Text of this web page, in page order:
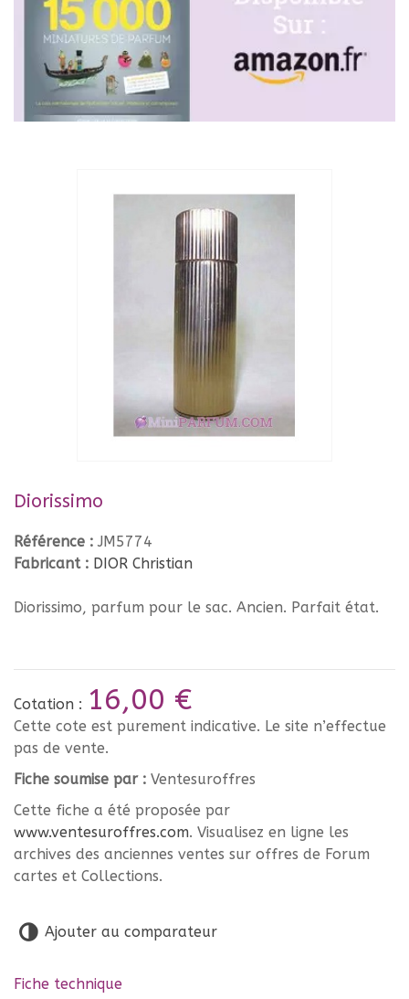
Diorissimo
Référence : JM5774
Fabricant : DIOR Christian
Diorissimo, parfum pour le sac. Ancien. Parfait état.
Cotation : 16,00 €
Cette cote est purement indicative. Le site n’effectue
pas de vente.
Fiche soumise par : Ventesuroffres
Cette fiche a été proposée par
www.ventesuroffres.com. Visualisez en ligne les
archives des anciennes ventes sur offres de Forum
cartes et Collections.
Ajouter au comparateur
Fiche technique